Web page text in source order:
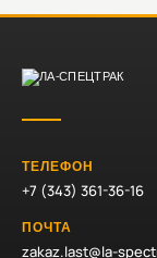
ТЕЛЕФОН
+7 (343) 361-36-16
ПОЧТА
zakaz.last@la-